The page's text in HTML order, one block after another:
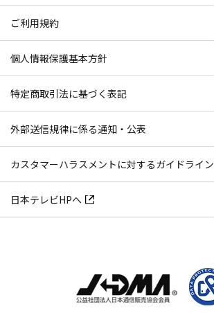
ご利用規約
個人情報保護基本方針
特定商取引法に基づく表記
外部送信規律に係る通知・公表
カスタマーハラスメントに対するガイドライン
日本テレビHPへ